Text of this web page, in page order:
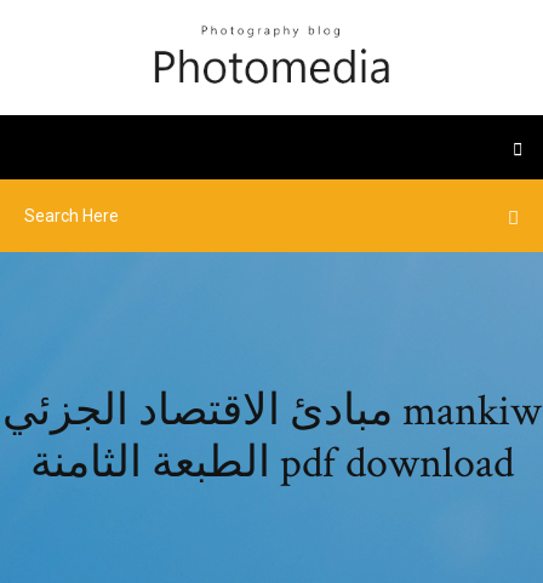
مبادئ الاقتصاد الجزئي mankiw
الطبعة الثامنة pdf download